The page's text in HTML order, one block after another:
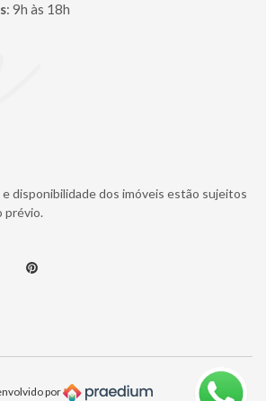
: 9h às 18h
disponibilidade dos imóveis estão sujeitos
prévio.
Pinterest
por